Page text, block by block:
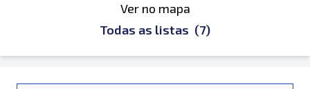
Ver no mapa
Todas as listas (7)